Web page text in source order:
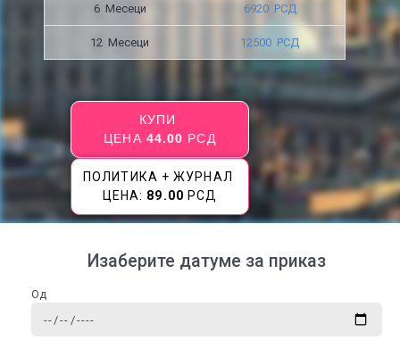
6 Месеци 6920 РСД
12 Месеци 12500 РСД
КУПИ
ЦЕНА 44.00 РСД
ПОЛИТИКА + ЖУРНАЛ
ЦЕНА: 89.00 РСД
Изаберите датуме за приказ
Од